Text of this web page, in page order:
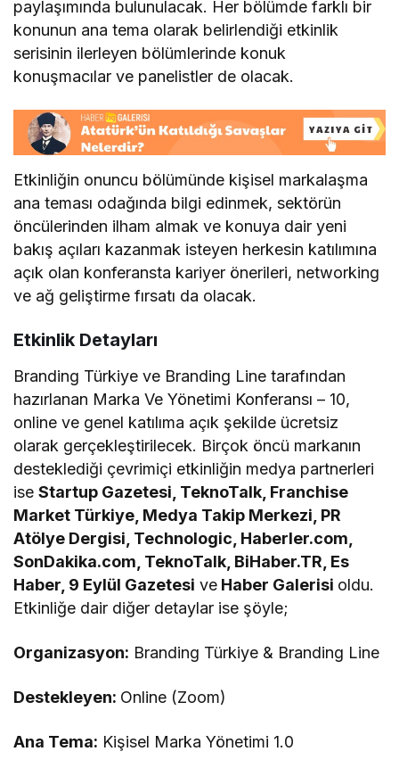
paylaşımında bulunulacak. Her bölümde farklı bir
konunun ana tema olarak belirlendiği etkinlik
serisinin ilerleyen bölümlerinde konuk
konuşmacılar ve panelistler de olacak.
Etkinliğin onuncu bölümünde kişisel markalaşma
ana teması odağında bilgi edinmek, sektörün
öncülerinden ilham almak ve konuya dair yeni
bakış açıları kazanmak isteyen herkesin katılımına
açık olan konferansta kariyer önerileri, networking
ve ağ geliştirme fırsatı da olacak.
Etkinlik Detayları
Branding Türkiye ve Branding Line tarafından
hazırlanan Marka Ve Yönetimi Konferansı – 10,
online ve genel katılıma açık şekilde ücretsiz
olarak gerçekleştirilecek. Birçok öncü markanın
desteklediği çevrimiçi etkinliğin medya partnerleri
iseStartup Gazetesi, TeknoTalk, Franchise
Market Türkiye, Medya Takip Merkezi, PR
Atölye Dergisi, Technologic, Haberler.com,
SonDakika.com, TeknoTalk, BiHaber.TR, Es
Haber, 9 Eylül Gazetesi ve Haber Galerisi oldu.
Etkinliğe dair diğer detaylar ise şöyle;
Organizasyon: Branding Türkiye & Branding Line
Destekleyen: Online (Zoom)
Ana Tema: Kişisel Marka Yönetimi 1.0